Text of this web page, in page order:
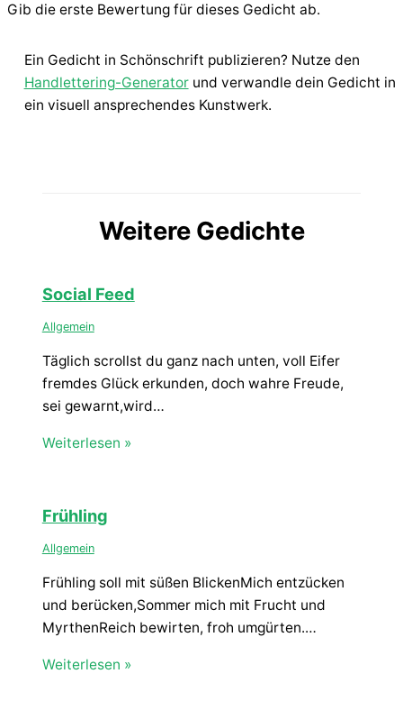
Gib die erste Bewertung für dieses Gedicht ab.
Ein Gedicht in Schönschrift publizieren? Nutze den
Handlettering-Generatorund verwandle dein Gedicht in
ein visuell ansprechendes Kunstwerk.
Weitere Gedichte
Social Feed
Allgemein
Täglich scrollst du ganz nach unten, voll Eifer
fremdes Glück erkunden, doch wahre Freude,
sei gewarnt,wird…
Weiterlesen »
Frühling
Allgemein
Frühling soll mit süßen BlickenMich entzücken
und berücken,Sommer mich mit Frucht und
MyrthenReich bewirten, froh umgürten.…
Weiterlesen »